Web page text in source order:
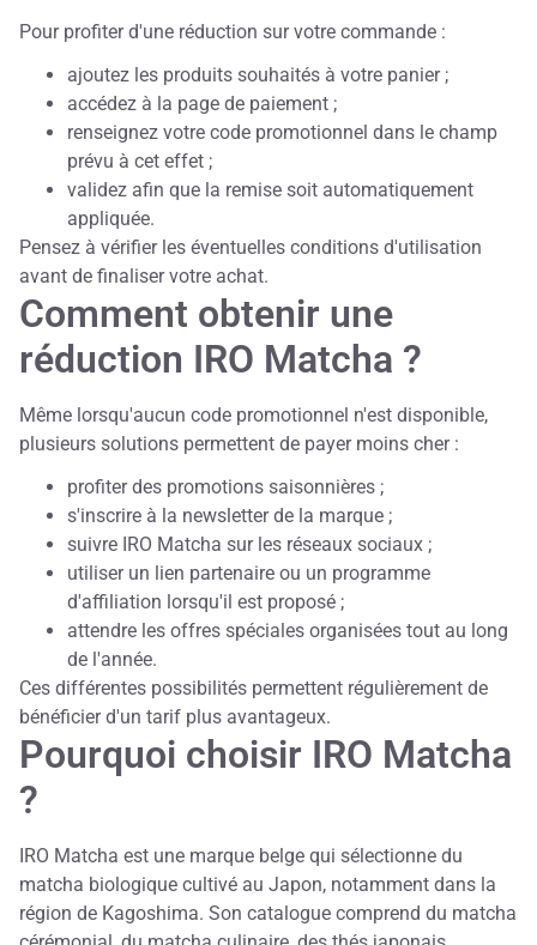
Pour profiter d'une réduction sur votre commande :
ajoutez les produits souhaités à votre panier ;
accédez à la page de paiement ;
renseignez votre code promotionnel dans le champ
prévu à cet effet ;
validez afin que la remise soit automatiquement
appliquée.
Pensez à vérifier les éventuelles conditions d'utilisation
avant de finaliser votre achat.
Comment obtenir une
réduction IRO Matcha ?
Même lorsqu'aucun code promotionnel n'est disponible,
plusieurs solutions permettent de payer moins cher :
profiter des promotions saisonnières ;
s'inscrire à la newsletter de la marque ;
suivre IRO Matcha sur les réseaux sociaux ;
utiliser un lien partenaire ou un programme
d'affiliation lorsqu'il est proposé ;
attendre les offres spéciales organisées tout au long
de l'année.
Ces différentes possibilités permettent régulièrement de
bénéficier d'un tarif plus avantageux.
Pourquoi choisir IRO Matcha
?
IRO Matcha est une marque belge qui sélectionne du
matcha biologique cultivé au Japon, notamment dans la
région de Kagoshima. Son catalogue comprend du matcha